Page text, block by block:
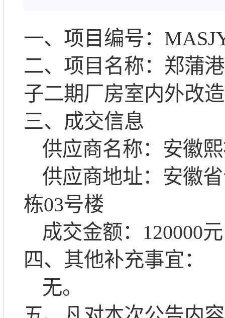
一、项目编号：
二、项目名称： 郑蒲
子二期厂房室内外改
三、成交信息
供应商名称：安徽
供应商地址：安徽
栋03号楼
成交金额： 120000元
四、其他补充事宜：
无。